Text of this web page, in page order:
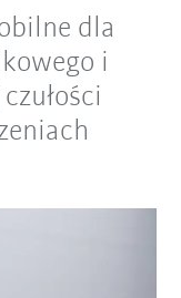
dla
i